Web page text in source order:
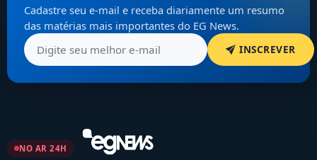
Cadastre seu e-mail e receba diariamente um resumo
das matérias mais importantes do EG News.
INSCREVER
NO AR 24H